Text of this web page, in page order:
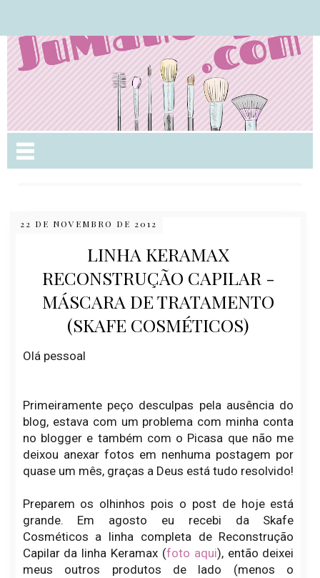
22 DE NOVEMBRO DE 2012
LINHA KERAMAX
RECONSTRUÇÃO CAPILAR -
MÁSCARA DE TRATAMENTO
(SKAFE COSMÉTICOS)
Olá pessoal
Primeiramente peço desculpas pela ausência do
blog, estava com um problema com minha conta
no blogger e também com o Picasa que não me
deixou anexar fotos em nenhuma postagem por
quase um mês, graças a Deus está tudo resolvido!
Preparem os olhinhos pois o post de hoje está
grande. Em agosto eu recebi da Skafe
Cosméticos a linha completa de Reconstrução
Capilar da linha Keramax (foto aqui), então deixei
meus outros produtos de lado (menos o